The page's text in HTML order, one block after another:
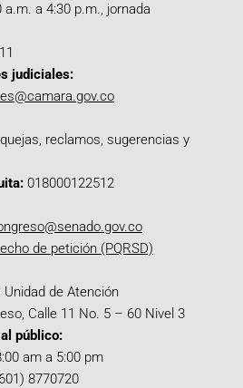
a.m. a 4:30 p.m., jornada
judiciales:
reclamos, sugerencias y
018000122512
de petición (PQRSD)
: Unidad de Atención
Calle 11 No. 5 – 60 Nivel 3
público:
am a 5:00 pm
8770720